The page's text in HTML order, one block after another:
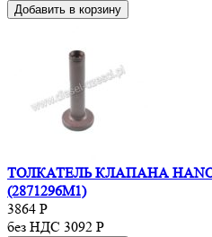
Добавить в корзину
ТОЛКАТЕЛЬ КЛАПАНА
(2871296M1)
3864 Р
без НДС 3092 Р